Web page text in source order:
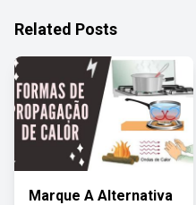
Related Posts
Marque A Alternativa